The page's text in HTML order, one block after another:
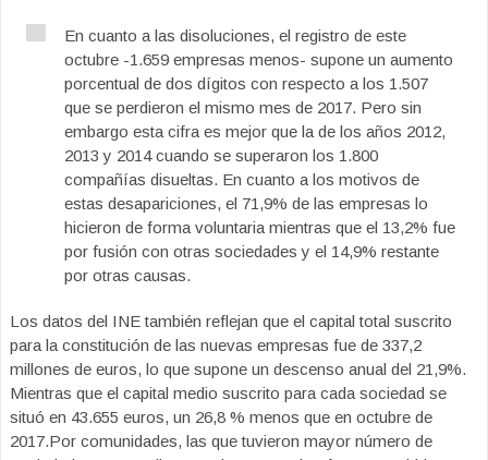
En cuanto a las disoluciones, el registro de este
octubre -1.659 empresas menos- supone un aumento
porcentual de dos dígitos con respecto a los 1.507
que se perdieron el mismo mes de 2017. Pero sin
embargo esta cifra es mejor que la de los años 2012,
2013 y 2014 cuando se superaron los 1.800
compañías disueltas. En cuanto a los motivos de
estas desapariciones, el 71,9% de las empresas lo
hicieron de forma voluntaria mientras que el 13,2% fue
por fusión con otras sociedades y el 14,9% restante
por otras causas.
Los datos del INE también reflejan que el capital total suscrito
para la constitución de las nuevas empresas fue de 337,2
millones de euros, lo que supone un descenso anual del 21,9%.
Mientras que el capital medio suscrito para cada sociedad se
situó en 43.655 euros, un 26,8 % menos que en octubre de
2017.Por comunidades, las que tuvieron mayor número de